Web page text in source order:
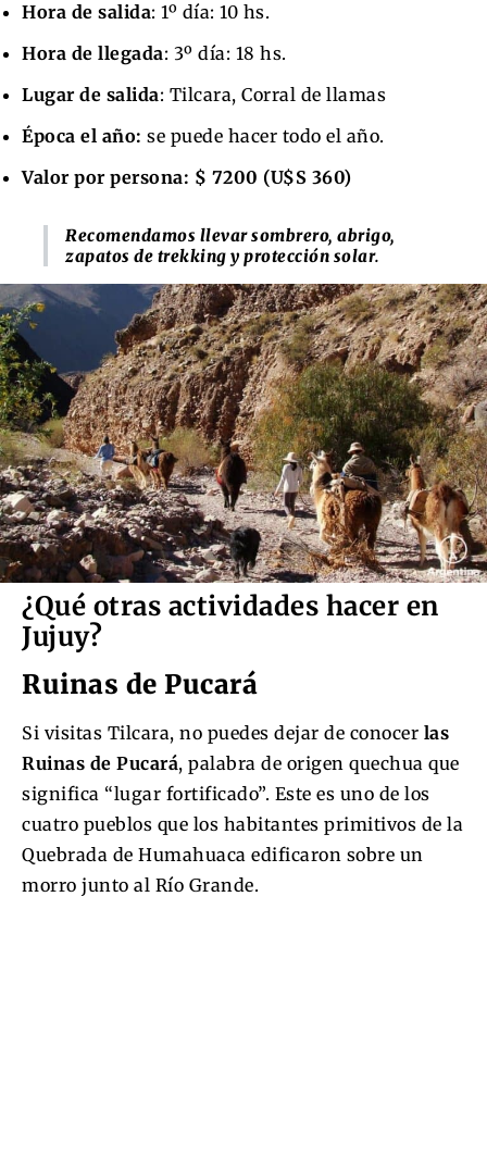
Hora de salida: 1º día: 10 hs.
Hora de llegada: 3º día: 18 hs.
Lugar de salida: Tilcara, Corral de llamas
Época el año: se puede hacer todo el año.
Valor por persona: $ 7200 (U$S 360)
Recomendamos llevar sombrero, abrigo,
zapatos de trekking y protección solar.
¿Qué otras actividades hacer en
Jujuy?
Ruinas de Pucará
Si visitas Tilcara, no puedes dejar de conocer las
Ruinas de Pucará, palabra de origen quechua que
significa “lugar fortificado”. Este es uno de los
cuatro pueblos que los habitantes primitivos de la
Quebrada de Humahuaca edificaron sobre un
morro junto al Río Grande.